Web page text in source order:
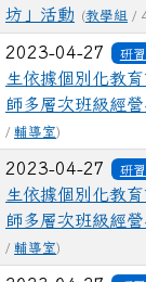
坊」活動
(教學組 /
2023-04-27 研
生依據個別化教
師多層次班級經
/ 輔導室)
2023-04-27 研
生依據個別化教
師多層次班級經
/ 輔導室)